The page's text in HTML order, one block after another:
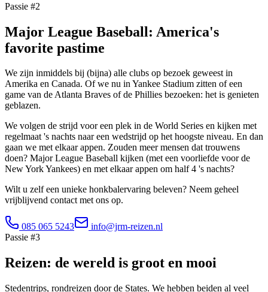
Passie #2
Major League Baseball: America's
favorite pastime
We zijn inmiddels bij (bijna) alle clubs op bezoek geweest in
Amerika en Canada. Of we nu in Yankee Stadium zitten of een
game van de Atlanta Braves of de Phillies bezoeken: het is genieten
geblazen.
We volgen de strijd voor een plek in de World Series en kijken met
regelmaat 's nachts naar een wedstrijd op het hoogste niveau. En dan
gaan we met elkaar appen. Zouden meer mensen dat trouwens
doen? Major League Baseball kijken (met een voorliefde voor de
New York Yankees) en met elkaar appen om half 4 's nachts?
Wilt u zelf een unieke honkbalervaring beleven? Neem geheel
vrijblijvend contact met ons op.
085 065 5243
info@jrm-reizen.nl
Passie #3
Reizen: de wereld is groot en mooi
Stedentrips, rondreizen door de States. We hebben beiden al veel